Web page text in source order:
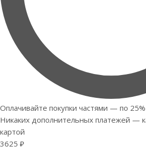
Оплачивайте покупки частями — по
Никаких дополнительных платежей —
картой
3625 ₽